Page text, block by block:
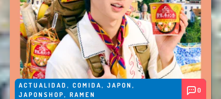
ACTUALIDAD , COMIDA, JAPON ,
JAPONSHOP, RAMEN
0